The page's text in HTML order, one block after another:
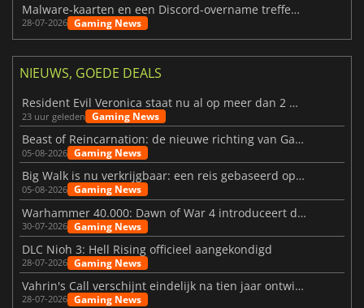
Malware-kaarten en een Discord-overname treffen Meccha Chameleon
28-07-2026 Gaming News
NIEUWS, GOEDE DEALS
Resident Evil Veronica staat nu al op meer dan 2 miljoen verlanglijstjes
23 uur geleden Gaming News
Beast of Reincarnation: de nieuwe richting van Game Freak
05-08-2026 Gaming News
Big Walk is nu verkrijgbaar: een reis gebaseerd op vriendschap
05-08-2026 Gaming News
Warhammer 40.000: Dawn of War 4 introduceert de Necron-factie
30-07-2026 Gaming News
DLC Nioh 3: Hell Rising officieel aangekondigd
28-07-2026 Gaming News
Vahrin's Call verschijnt eindelijk na tien jaar ontwikkeling
28-07-2026 Gaming News